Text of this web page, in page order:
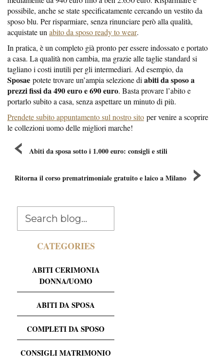
possibile, anche se state specificatamente cercando un vestito da
sposo blu. Per risparmiare, senza rinunciare però alla qualità,
acquistate un abito da sposo ready to wear.
In pratica, è un completo già pronto per essere indossato e portato
a casa. La qualità non cambia, ma grazie alle taglie standard si
tagliano i costi inutili per gli intermediari. Ad esempio, da
Sposae potete trovare un’ampia selezione di abiti da sposo a
prezzi fissi da 490 euro e 690 euro. Basta provare l’abito e
portarlo subito a casa, senza aspettare un minuto di più.
Prendete subito appuntamento sul nostro sito per venire a scoprire
le collezioni uomo delle migliori marche!
Abiti da sposa sotto i 1.000 euro: consigli e stili
Ritorna il corso prematrimoniale gratuito e laico a Milano
CATEGORIES
ABITI CERIMONIA
DONNA/UOMO
ABITI DA SPOSA
COMPLETI DA SPOSO
CONSIGLI MATRIMONIO